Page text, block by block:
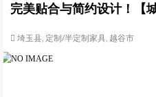
完美贴合与简约设计！【
埼玉县, 定制/半定制家具, 越谷市